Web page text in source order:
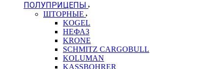
ПОЛУПРИЦЕПЫ
ШТОРНЫЕ
KOGEL
НЕФАЗ
KRONE
SCHMITZ CARGOBULL
KOLUMAN
KASSBOHRER